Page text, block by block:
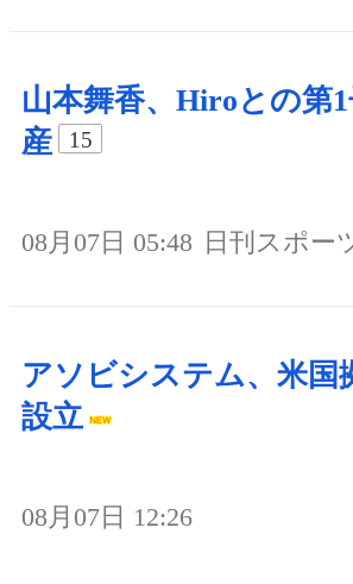
山本舞香、Hiroとの第1
産
15
08月07日 05:48 日刊スポー
アソビシステム、米国
設立
08月07日 12:26